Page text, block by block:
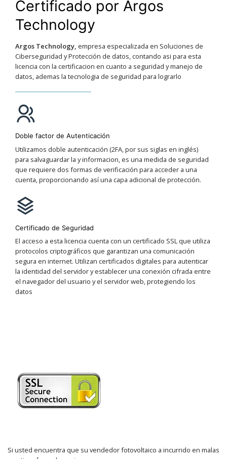
Certificado por Argos
Technology
Argos Technology, empresa especializada en Soluciones de
Ciberseguridad y Protección de datos, contando asi para esta
licencia con la certificacion en cuanto a seguridad y manejo de
datos, ademas la tecnologia de seguridad para lograrlo
Doble factor de Autenticación
Utilizamos doble autenticación (2FA, por sus siglas en inglés)
para salvaguardar la y informacion, es una medida de seguridad
que requiere dos formas de verificación para acceder a una
cuenta, proporcionando así una capa adicional de protección.
Certificado de Seguridad
El acceso a esta licencia cuenta con un certificado SSL que utiliza
protocolos criptográficos que garantizan una comunicación
segura en internet. Utilizan certificados digitales para autenticar
la identidad del servidor y establecer una conexión cifrada entre
el navegador del usuario y el servidor web, protegiendo los
datos
Si usted encuentra que su vendedor fotovoltaico a incurrido en malas